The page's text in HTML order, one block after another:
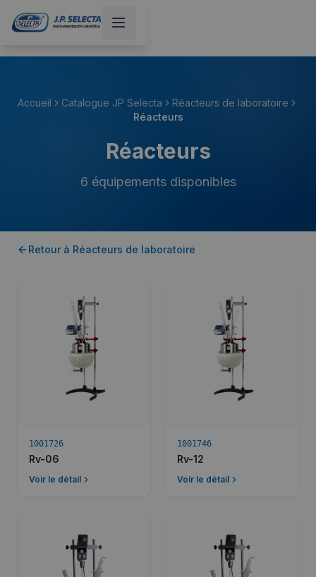
Accueil Catalogue JP Selecta
Réacteurs de laboratoire
Réacteurs
Réacteurs
6 équipements disponibles
Retour à Réacteurs de laboratoire
1001726
Rv-06
Voir le détail
1001746
Rv-12
Voir le détail